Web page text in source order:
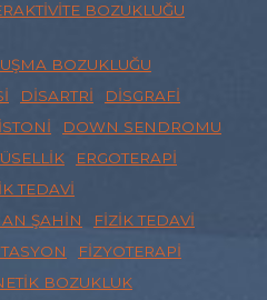
BOZUKLUĞU
BOZUKLUĞU
DISARTRI
DISGRAFI
DOWN SENDROMU
ERGOTERAPI
TEDAVI
ŞAHIN
FIZIK TEDAVI
FIZYOTERAPI
BOZUKLUK